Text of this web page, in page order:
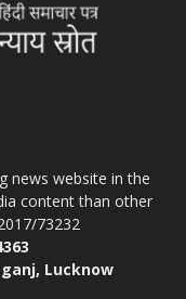
news website in the
content than other
73232
Lucknow